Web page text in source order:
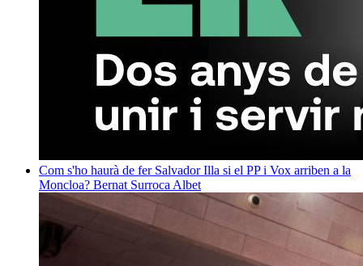
Com s'ho haurà de fer Salvador Illa si el PP i Vox arriben a la
Moncloa? Bernat Surroca Albet